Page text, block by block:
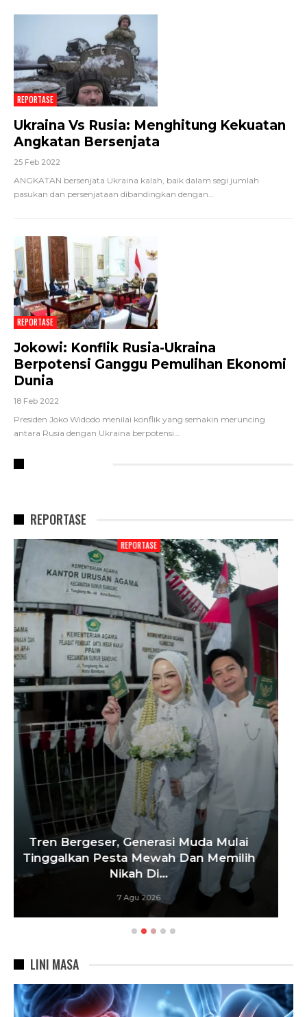
REPORTASE
Ukraina Vs Rusia: Menghitung Kekuatan
Angkatan Bersenjata
25 Feb 2022
ANGKATAN bersenjata Ukraina kalah, baik dalam segi jumlah
pasukan dan persenjataan dibandingkan dengan…
REPORTASE
Jokowi: Konflik Rusia-Ukraina
Berpotensi Ganggu Pemulihan Ekonomi
Dunia
18 Feb 2022
Presiden Joko Widodo menilai konflik yang semakin meruncing
antara Rusia dengan Ukraina berpotensi
REPORTASE
REPORTASE
‘Agar Tak Ada Mimpi Yang Terhenti’, IOM
ITB Perkuat Gerakan Beasiswa…
7 Agu 2026
LINI MASA